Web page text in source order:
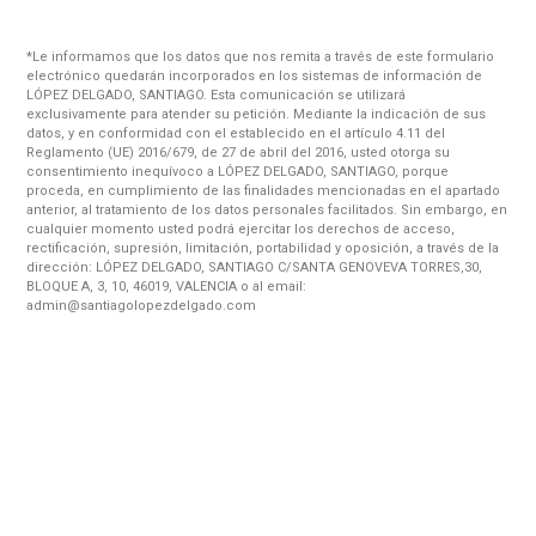
*Le informamos que los datos que nos remita a través de este formulario
electrónico quedarán incorporados en los sistemas de información de
LÓPEZ DELGADO, SANTIAGO. Esta comunicación se utilizará
exclusivamente para atender su petición. Mediante la indicación de sus
datos, y en conformidad con el establecido en el artículo 4.11 del
Reglamento (UE) 2016/679, de 27 de abril del 2016, usted otorga su
consentimiento inequívoco a LÓPEZ DELGADO, SANTIAGO, porque
proceda, en cumplimiento de las finalidades mencionadas en el apartado
anterior, al tratamiento de los datos personales facilitados. Sin embargo, en
cualquier momento usted podrá ejercitar los derechos de acceso,
rectificación, supresión, limitación, portabilidad y oposición, a través de la
dirección: LÓPEZ DELGADO, SANTIAGO C/SANTA GENOVEVA TORRES,30,
BLOQUE A, 3, 10, 46019, VALENCIA o al email:
admin@santiagolopezdelgado.com